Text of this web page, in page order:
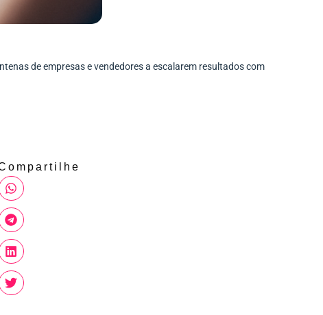
de empresas e vendedores a escalarem resultados com